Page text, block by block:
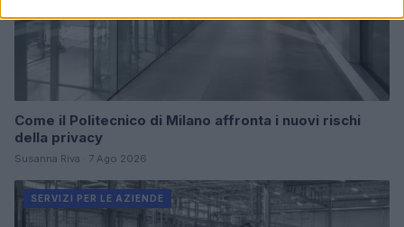
Come il Politecnico di Milano affronta i nuovi rischi
della privacy
Susanna Riva · 7 Ago 2026
SERVIZI PER LE AZIENDE